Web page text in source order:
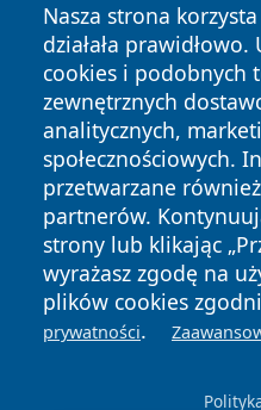
Nasza strona
działała
cookies i podobnych
zewnętrznych
analitycznych,
społecznościowych.
przetwarzane
partnerów.
strony lub klikając
wyrażasz zgodę na
plików cookies
prywatności.
Copyright © 2026
News Autorzy